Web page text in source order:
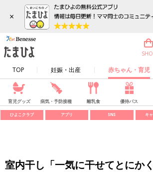
×
TOP 妊娠・出産 赤ちゃん・育児
育児グッズ 病気・予防接種 離乳食 優待パス
ひよこクラブ アプリ SNS キ
室内干し「一気に干せてとにか